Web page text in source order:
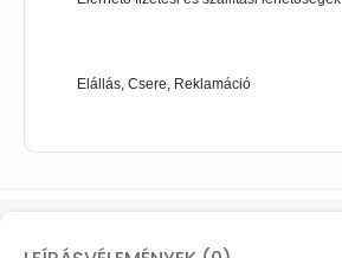
Elállás, Csere, Reklamáció